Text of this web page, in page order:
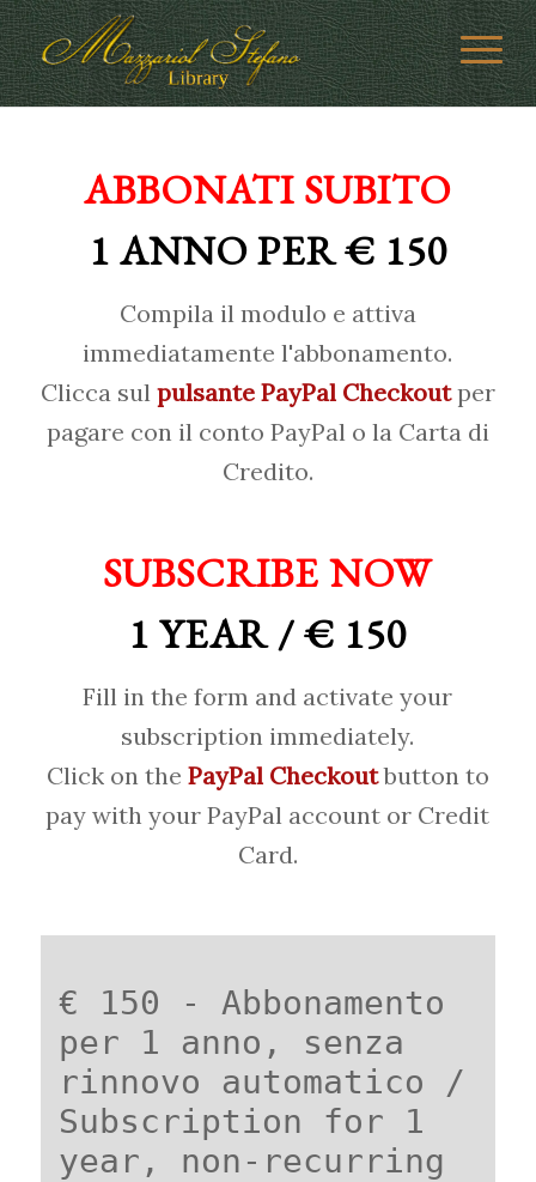
ABBONATI SUBITO
1 ANNO PER € 150
Compila il modulo e attiva
immediatamente l'abbonamento.
Clicca sul pulsante PayPal Checkoutper
pagare con il conto PayPal o la Carta di
Credito.
SUBSCRIBE NOW
1 YEAR / € 150
Fill in the form and activate your
subscription immediately.
Click on the PayPal Checkoutbutton to
pay with your PayPal account or Credit
Card.
€ 150 - Abbonamento
per 1 anno, senza
rinnovo automatico /
Subscription for 1
year, non-recurring